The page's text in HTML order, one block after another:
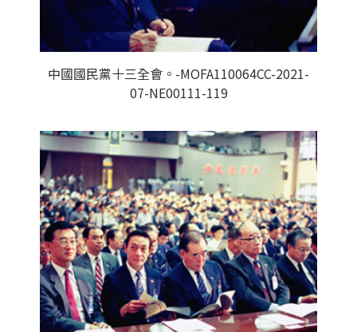
中國國民黨十三全會。-MOFA110064CC-2021-
07-NE00111-119